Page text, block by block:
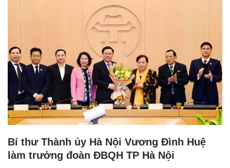
Bí thư Thành ủy Hà Nội Vương Đình Huệ
làm trưởng đoàn ĐBQH TP Hà Nội